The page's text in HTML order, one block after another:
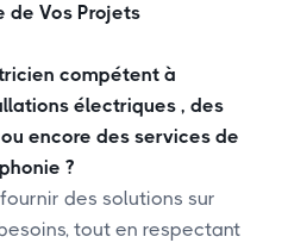
de Vos Projets
compétent à
électriques , des
encore des services de
?
des solutions sur
tout en respectant